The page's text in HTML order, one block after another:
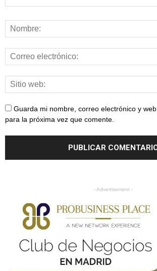
Guarda mi nombre, correo electrónico y
para la próxima vez que comente.
- Advertisement -